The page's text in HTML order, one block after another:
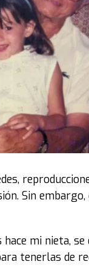
Sin
hace mi nieta,
tenerlas de